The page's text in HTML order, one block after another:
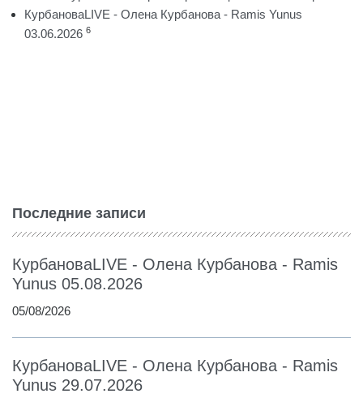
КурбановаLIVE - Олена Курбанова - Ramis Yunus
03.06.2026 6
Последние записи
КурбановаLIVE - Олена Курбанова - Ramis
Yunus 05.08.2026
05/08/2026
КурбановаLIVE - Олена Курбанова - Ramis
Yunus 29.07.2026